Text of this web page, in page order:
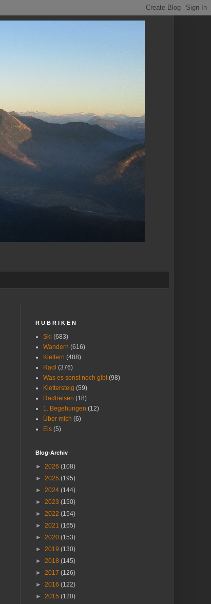
R U B R I K E N
Ski (683)
Wandern (616)
Klettern (488)
Radl (376)
Was es sonst noch gibt (98)
Klettersteig (59)
Radlreisen (18)
1. Begehungen (12)
Über mich (6)
Eis (5)
Blog-Archiv
► 2026 (108)
► 2025 (195)
► 2024 (144)
► 2023 (150)
► 2022 (154)
► 2021 (165)
► 2020 (153)
► 2019 (130)
► 2018 (145)
► 2017 (126)
► 2016 (122)
► 2015 (120)